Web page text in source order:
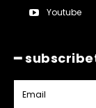
Youtube
━